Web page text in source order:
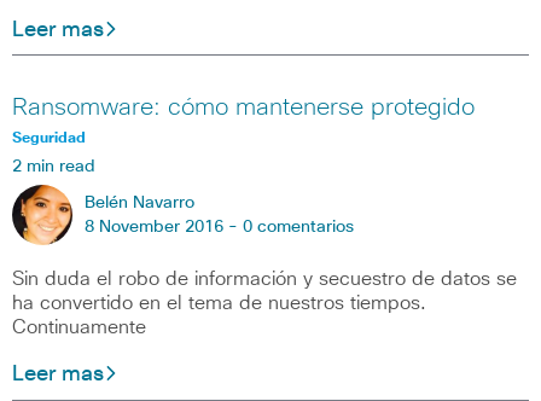
Leer mas
Ransomware: cómo mantenerse protegido
Seguridad
2 min read
Belén Navarro
8 November 2016 - 0 comentarios
Sin duda el robo de información y secuestro de datos se
ha convertido en el tema de nuestros tiempos.
Continuamente
Leer mas